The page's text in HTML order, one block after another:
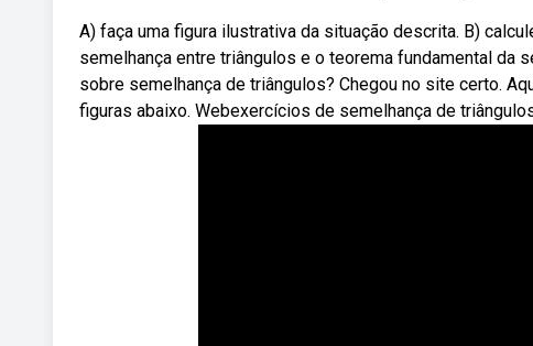
A) faça uma figura ilustrativa da situação descrita. B)
semelhança entre triângulos e o teorema fundamental da
sobre semelhança de triângulos? Chegou no site certo.
figuras abaixo. Webexercícios de semelhança de